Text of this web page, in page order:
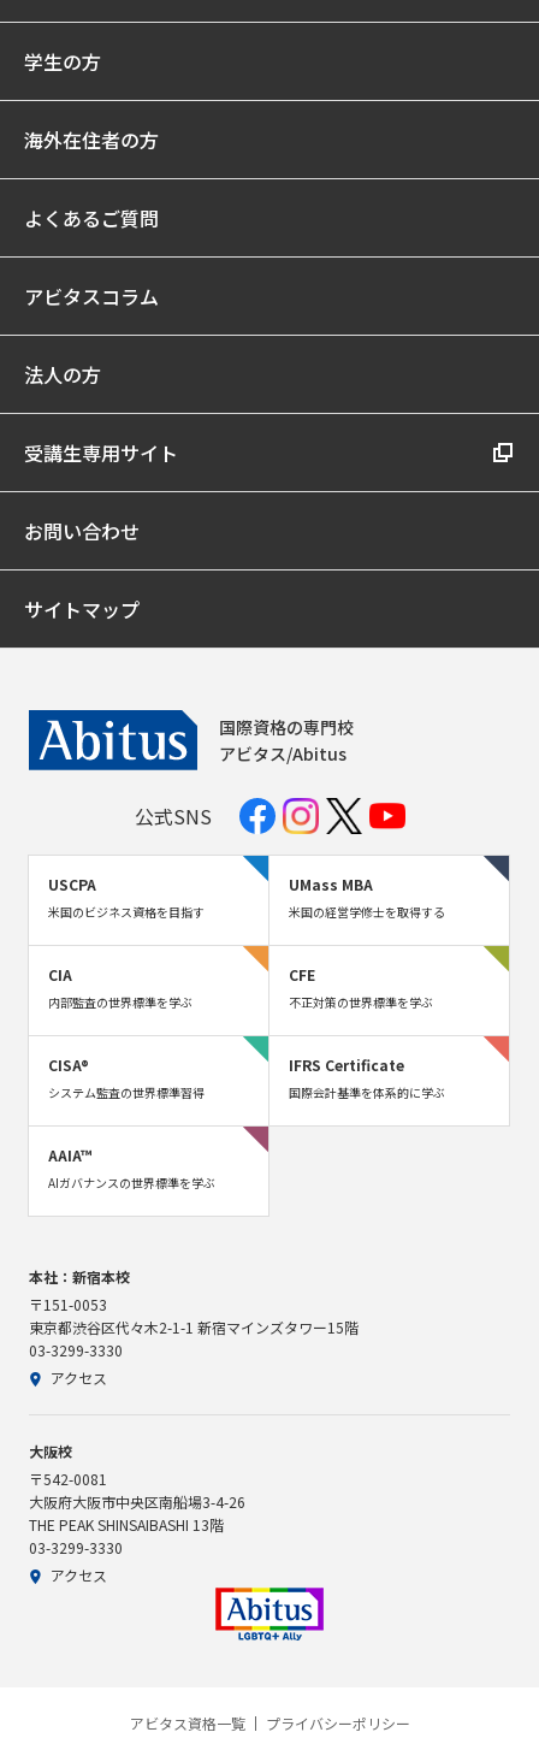
学生の方
海外在住者の方
よくあるご質問
アビタスコラム
法人の方
受講生専用サイト
お問い合わせ
サイトマップ
国際資格の専門校
アビタス/Abitus
公式SNS
USCPA
米国のビジネス資格を目指す
UMass MBA
米国の経営学修士を取得する
CIA
内部監査の世界標準を学ぶ
CFE
不正対策の世界標準を学ぶ
CISA®
システム監査の世界標準習得
IFRS Certificate
国際会計基準を体系的に学ぶ
AAIA™
AIガバナンスの世界標準を学ぶ
本社：新宿本校
〒151-0053
東京都渋谷区代々木2-1-1 新宿マインズタワー15階
03-3299-3330
アクセス
大阪校
〒542-0081
大阪府大阪市中央区南船場3-4-26
THE PEAK SHINSAIBASHI 13階
03-3299-3330
アクセス
アビタス資格一覧
プライバシーポリシー